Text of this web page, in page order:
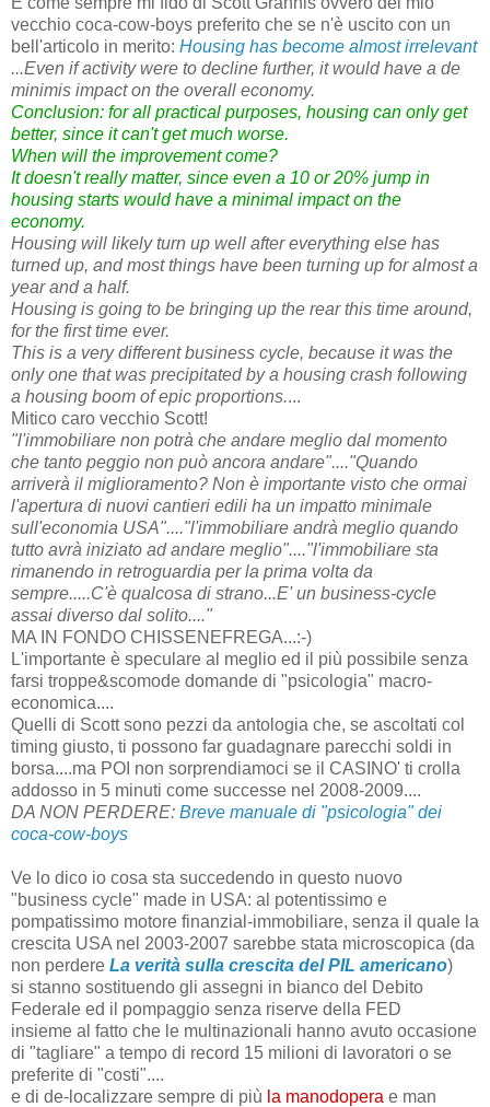
vecchio coca-cow-boys preferito che se n'è uscito con un
bell'articolo in merito: Housing has become almost irrelevant
...Even if activity were to decline further, it would have a de
minimis impact on the overall economy.
Conclusion: for all practical purposes, housing can only get
better, since it can't get much worse.
When will the improvement come?
It doesn't really matter, since even a 10 or 20% jump in
housing starts would have a minimal impact on the
economy.
Housing will likely turn up well after everything else has
turned up, and most things have been turning up for almost a
year and a half.
Housing is going to be bringing up the rear this time around,
for the first time ever.
This is a very different business cycle, because it was the
only one that was precipitated by a housing crash following
a housing boom of epic proportions....
Mitico caro vecchio Scott!
"l'immobiliare non potrà che andare meglio dal momento
che tanto peggio non può ancora andare"...."Quando
arriverà il miglioramento? Non è importante visto che ormai
l'apertura di nuovi cantieri edili ha un impatto minimale
sull'economia USA"...."l'immobiliare andrà meglio quando
tutto avrà iniziato ad andare meglio"...."l'immobiliare sta
rimanendo in retroguardia per la prima volta da
sempre.....C'è qualcosa di strano...E' un business-cycle
assai diverso dal solito...."
MA IN FONDO CHISSENEFREGA...:-)
L'importante è speculare al meglio ed il più possibile senza
farsi troppe&scomode domande di "psicologia" macro-
economica....
Quelli di Scott sono pezzi da antologia che, se ascoltati col
timing giusto, ti possono far guadagnare parecchi soldi in
borsa....ma POI non sorprendiamoci se il CASINO' ti crolla
addosso in 5 minuti come successe nel 2008-2009....
DA NON PERDERE: Breve manuale di "psicologia" dei
coca-cow-boys
Ve lo dico io cosa sta succedendo in questo nuovo
"business cycle" made in USA: al potentissimo e
pompatissimo motore finanzial-immobiliare, senza il quale la
crescita USA nel 2003-2007 sarebbe stata microscopica (da
non perdere La verità sulla crescita del PIL americano)
si stanno sostituendo gli assegni in bianco del Debito
Federale ed il pompaggio senza riserve della FED
insieme al fatto che le multinazionali hanno avuto occasione
di "tagliare" a tempo di record 15 milioni di lavoratori o se
preferite di "costi"....
e di de-localizzare sempre di più la manodopera e man